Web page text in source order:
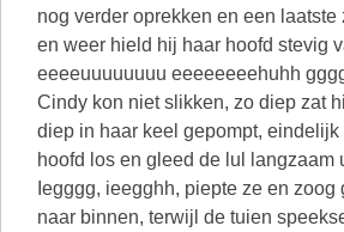
nog verder oprekken en een laatste
en weer hield hij haar hoofd stevig
eeeeuuuuuuuu eeeeeeeehuhh
Cindy kon niet slikken, zo diep zat
diep in haar keel gepompt,
hoofd los en gleed de lul langzaam
Iegggg, ieegghh, piepte ze en zoog
naar binnen, terwijl de tuien